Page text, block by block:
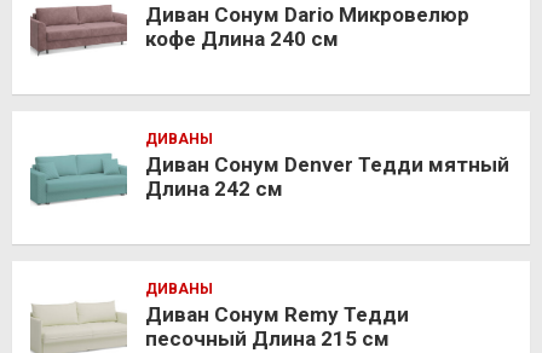
Диван Сонум Dario Микровелюр
кофе Длина 240 см
ДИВАНЫ
Диван Сонум Denver Тедди мятный
Длина 242 см
ДИВАНЫ
Диван Сонум Remy Тедди
песочный Длина 215 см